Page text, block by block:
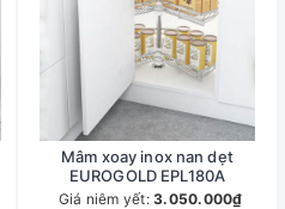
Mâm xoay inox nan dẹt
EUROGOLD EPL180A
Giá niêm yết: 3.050.000₫